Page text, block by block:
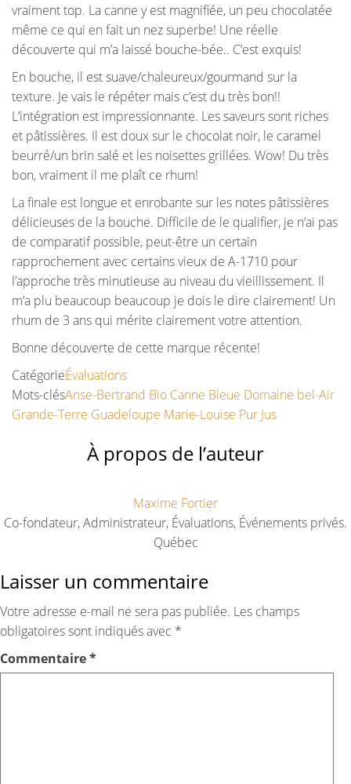
vraiment top. La canne y est magnifiée, un peu chocolatée
même ce qui en fait un nez superbe! Une réelle
découverte qui m’a laissé bouche-bée.. C’est exquis!
En bouche, il est suave/chaleureux/gourmand sur la
texture. Je vais le répéter mais c’est du très bon!!
L’intégration est impressionnante. Les saveurs sont riches
et pâtissières. Il est doux sur le chocolat noir, le caramel
beurré/un brin salé et les noisettes grillées. Wow! Du très
bon, vraiment il me plaît ce rhum!
La finale est longue et enrobante sur les notes pâtissières
délicieuses de la bouche. Difficile de le qualifier, je n’ai pas
de comparatif possible, peut-être un certain
rapprochement avec certains vieux de A-1710 pour
l’approche très minutieuse au niveau du vieillissement. Il
m’a plu beaucoup beaucoup je dois le dire clairement! Un
rhum de 3 ans qui mérite clairement votre attention.
Bonne découverte de cette marque récente!
CatégorieÉvaluations
Mots-clésAnse-Bertrand Bio Canne Bleue Domaine bel-Air
Grande-Terre Guadeloupe Marie-Louise Pur Jus
À propos de l’auteur
Maxime Fortier
Co-fondateur, Administrateur, Évaluations, Événements privés.
Québec
Laisser un commentaire
Votre adresse e-mail ne sera pas publiée. Les champs
obligatoires sont indiqués avec *
Commentaire*